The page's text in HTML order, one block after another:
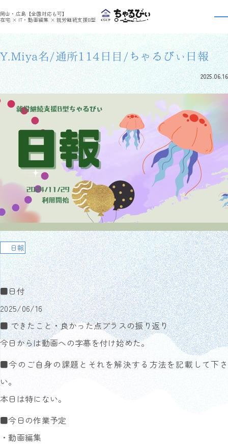
岡山・広島【全国対応も可】
在宅 × IT・動画編集 × 就労継続支援B型
利用者さんの日報 >
利用者さんの日報
Y.Miya名/通所114日目/ちゃるびぃ日報
2025.06.16
日報
■日付
2025/06/16
■ できたこと・良かった点プラスの振り返り
今日からは動画への字幕を付け始めた。
■今のご自身の課題とそれを解決する方法を記載して下さ
い。
本日は特にない。
■今日の作業予定
・動画編集